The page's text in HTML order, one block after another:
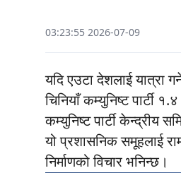
03:23:55 2026-07-09
यदि एउटा देशलाई यात्रा
चिनियाँ कम्युनिष्ट पार्टी
कम्युनिष्ट पार्टी केन्द्रीय
यो प्रशासनिक समूहलाई
निर्माणको विचार भनिन्छ।